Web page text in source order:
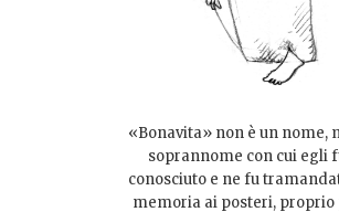
«Bonavita» non è un nome,
soprannome con cui egli
conosciuto e ne fu
memoria ai posteri, proprio